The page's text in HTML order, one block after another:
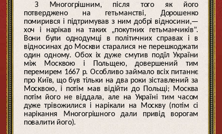
З Многогрішним, після того як його
потверджено на гетьманстві, Дорошенко
помирився і підтримував з ним добрі відносини,—
хоч і нарікав на таких „покутних гетьманчиків".
Вони були однодумці в політичних справах і в
відносинах до Москви старалися не перешкоджати
один одному. Обох іх дуже смутив подїл України
між Москвою і Польщею, довершений тим
перемирем 1667 р. Особливо займало всіх питаннє
про Київ, що був тільки на два роки зіставлений за
Москвою, і потім мав відійти до Польщі; Москва
потім його не віддала, але на Україні тим часом
дуже трівожилися і нарікали на Москву (потім сі
нарікання Многогрішного дали привід ворогам
повалити його).